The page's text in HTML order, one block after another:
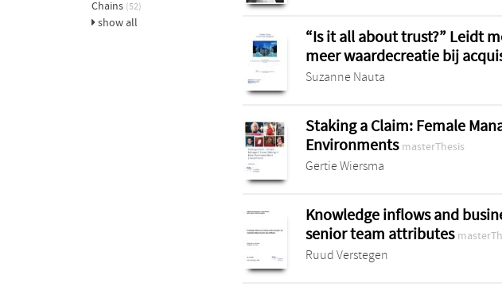
Chains (52)
show all
“Is it all about trust?” Leidt
meer waardecreatie bij
Suzanne Nauta
Staking a Claim: Female
Environments masterThesis
Gertie Wiersma
Knowledge inflows and
senior team attributes
Ruud Verstegen